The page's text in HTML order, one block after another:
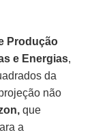
Produção
e Energias,
da
não
que
a